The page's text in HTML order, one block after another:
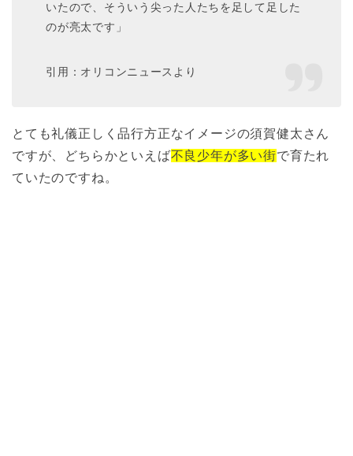
いたので、そういう尖った人たちを足して足した
のが亮太です」
引用：オリコンニュースより
とても礼儀正しく品行方正なイメージの須賀健太さん
ですが、どちらかといえば不良少年が多い街で育たれ
ていたのですね。